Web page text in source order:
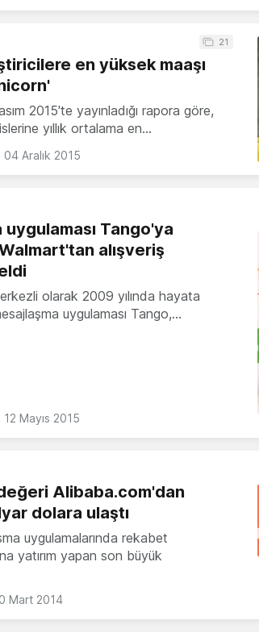
21
en yüksek maaşı
2015'te yayınladığı rapora göre,
yıllık ortalama en…
04 Aralık 2015
uygulaması Tango'ya
alışveriş
olarak 2009 yılında hayata
uygulaması Tango,…
12 Mayıs 2015
Alibaba.com'dan
dolara ulaştı
uygulamalarında rekabet
yatırım yapan son büyük
Mart 2014